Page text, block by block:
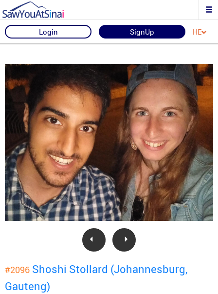
Login SignUp HE
#2096 Shoshi Stollard (Johannesburg,
Gauteng)